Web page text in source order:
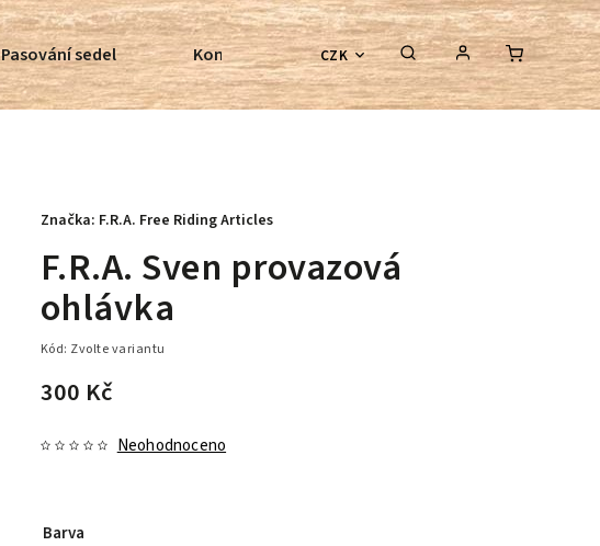
CZK
Pasování sedel Kontroly bezkostrových sedel Poradenství
F.R.A. Sven provazová
ohlávka
Kód: Zvolte variantu
300 Kč
Neohodnoceno
Značka: F.R.A. Free Riding Articles
Barva